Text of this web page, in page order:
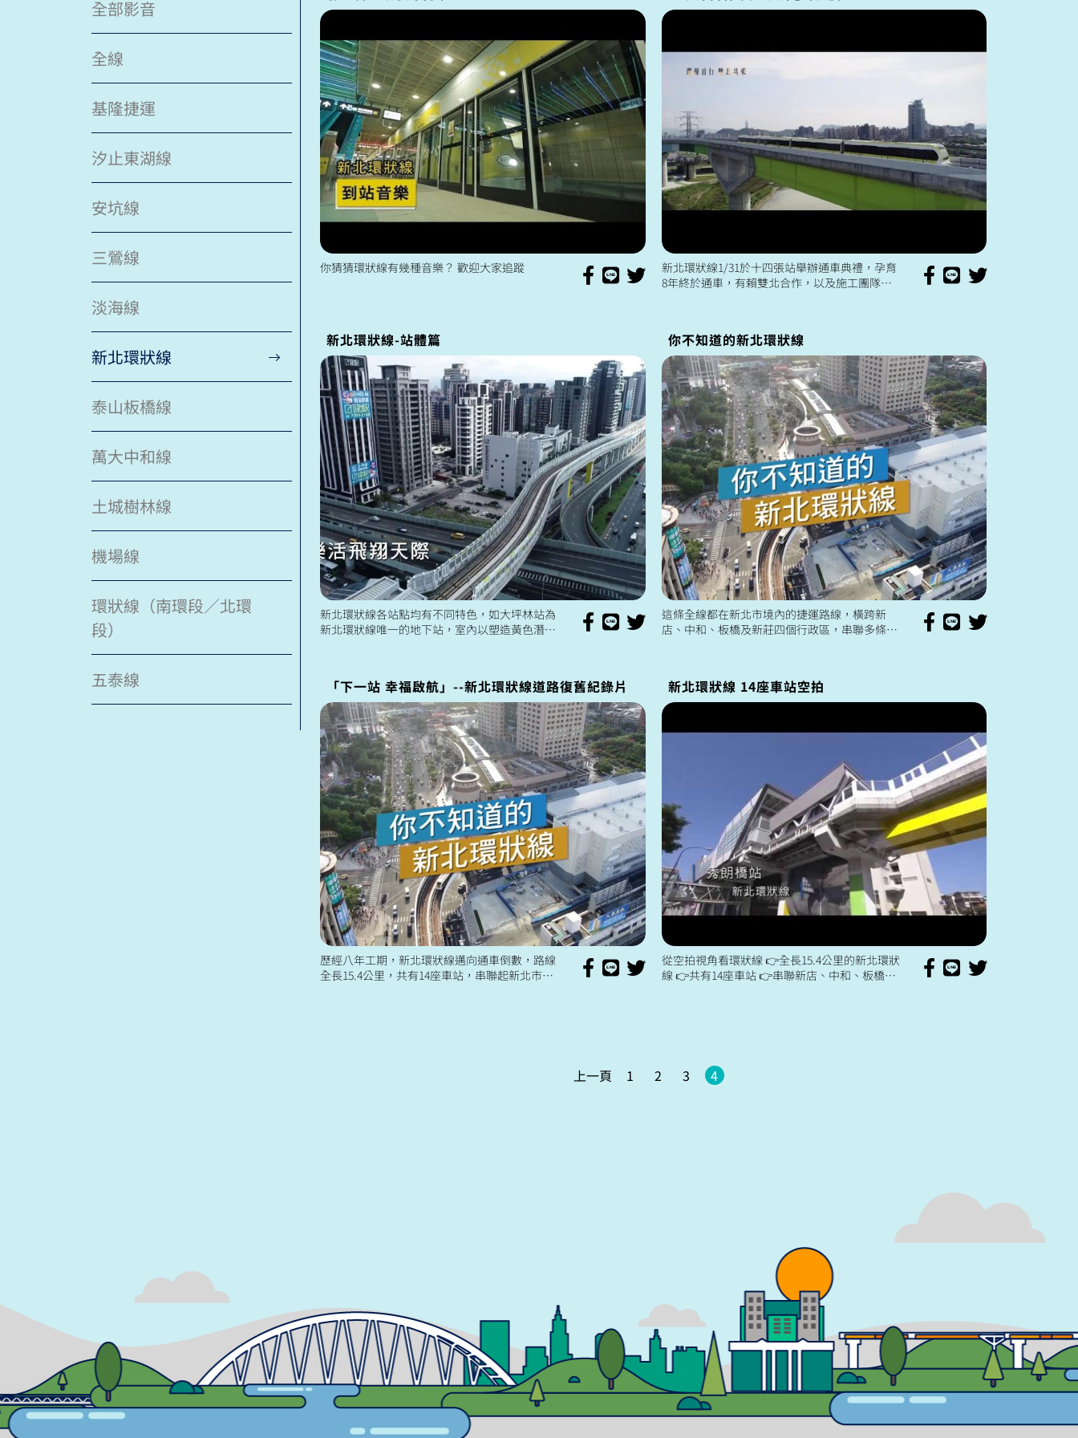
全部影音
全線
基隆捷運
汐止東湖線
安坑線
三鶯線
淡海線
新北環狀線
泰山板橋線
萬大中和線
土城樹林線
機場線
環狀線（南環段／北環
段）
五泰線
你猜猜環狀線有幾種音樂？ 歡迎大家追蹤
新北環狀線1/31於十四張站舉辦通車典禮，孕育
8年終於通車，有賴雙北合作，以及施工團隊的
新北環狀線-站體篇
新北環狀線各站點均有不同特色，如大坪林站為
新北環狀線唯一的地下站，室內以塑造黃色潛水
你不知道的新北環狀線
這條全線都在新北市境內的捷運路線，橫跨新
店、中和、板橋及新莊四個行政區，串聯多條捷
「下一站 幸福啟航」--新北環狀線道路復舊紀錄片
歷經八年工期，新北環狀線邁向通車倒數，路線
全長15.4公里，共有14座車站，串聯起新北市新
新北環狀線 14座車站空拍
從空拍視角看環狀線 👉全長15.4公里的新北環狀
線 👉共有14座車站 👉串聯新店、中和、板橋和
上一頁 1 2 3 4